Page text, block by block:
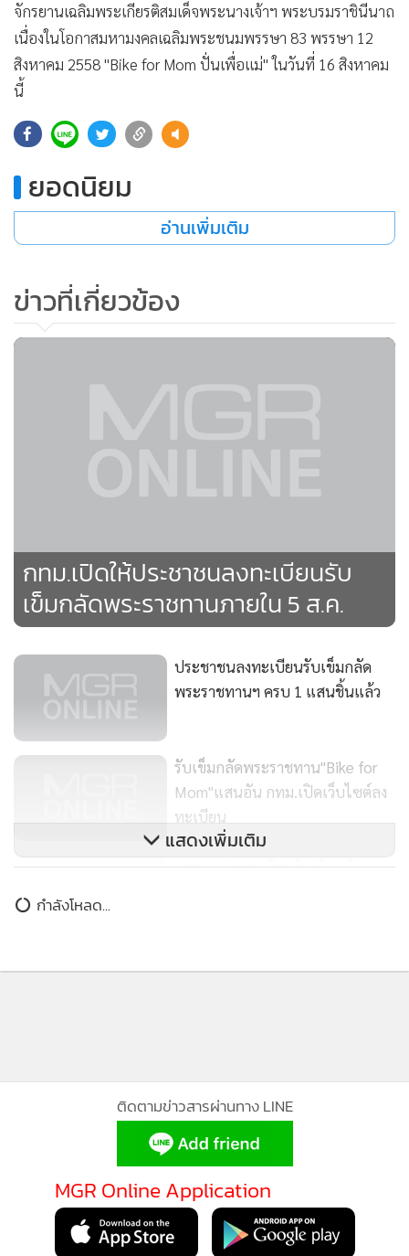
จักรยานเฉลิมพระเกียรติสมเด็จพระนางเจ้าฯ พระบรมราชินีนาถ
เนื่องในโอกาสมหามงคลเฉลิมพระชนมพรรษา 83 พรรษา 12
สิงหาคม 2558 "Bike for Mom ปั่นเพื่อแม่" ในวันที่ 16 สิงหาคม
นี้
ยอดนิยม
อ่านเพิ่มเติม
ข่าวที่เกี่ยวข้อง
กทม.เปิดให้ประชาชนลงทะเบียนรับ
เข็มกลัดพระราชทานภายใน 5 ส.ค.
ประชาชนลงทะเบียนรับเข็มกลัด
พระราชทานฯ ครบ 1 แสนชิ้นแล้ว
รับเข็มกลัดพระราชทาน"Bike for
Mom"แสนอัน กทม.เปิดเว็บไซต์ลง
ทะเบียน
ปชช.แห่ลงทะเบียนรับเข็มกลัด
แสดงเพิ่มเติม
กำลังโหลด...
ติดตามข่าวสารผ่านทาง LINE
MGR Online Application